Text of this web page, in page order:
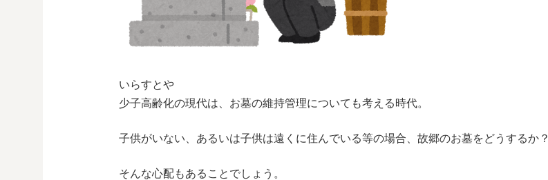
いらすとや
少子高齢化の現代は、お墓の維持管理についても考える時代。
子供がいない、あるいは子供は遠くに住んでいる等の場合、故郷のお墓をどうするか？
そんな心配もあることでしょう。